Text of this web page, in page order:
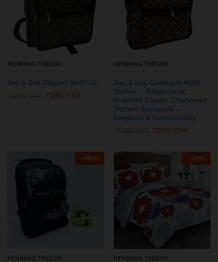
KENBANG TRÉSOR
Sac à Dos Élégant Motif LV
7380 CFA
KENBANG TRÉSOR
Sac à dos Classique Motif
Damier – Élégance et
Praticité Classic Checkered
Pattern Backpack –
Elegance & Functionality
7200 CFA
-19%
KENBANG TRÉSOR
-13%
KENBANG TRÉSOR